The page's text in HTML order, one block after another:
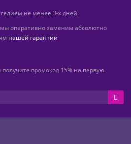
не менее 3-х дней.
оперативно заменим абсолютно
нашей гарантии
промокод 15% на первую